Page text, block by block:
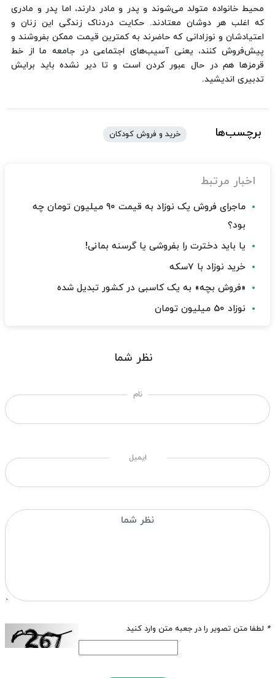
محیط خانواده متولد می‌شوند و پدر و مادر دارند، اما پدر و مادری
که اغلب هر دوشان معتادند. حکایت دردناک زندگی این زنان و
اعتیادشان و نوزادانی که حاضرند به کمترین قیمت ممکن بفروشند و
پیش‌فروش کنند، یعنی آسیب‌های اجتماعی در جامعه ما از خط
قرمزها هم در حال عبور کردن است و تا دیر نشده باید برایش
تدبیری اندیشید.
برچسب‌ها خرید و فروش کودکان
اخبار مرتبط
ماجرای فروش یک نوزاد به قیمت ۹۰ میلیون تومان چه
بود؟
یا باید دخترت را بفروشی یا گرسنه بمانی!
خرید نوزاد با 7سکه
«فروش بچه» به یک کاسبی در کشور تبدیل شده
نوزاد 50 میلیون تومان
نظر شما
نام
ایمیل
* لطفا متن تصویر را در جعبه متن وارد کنید